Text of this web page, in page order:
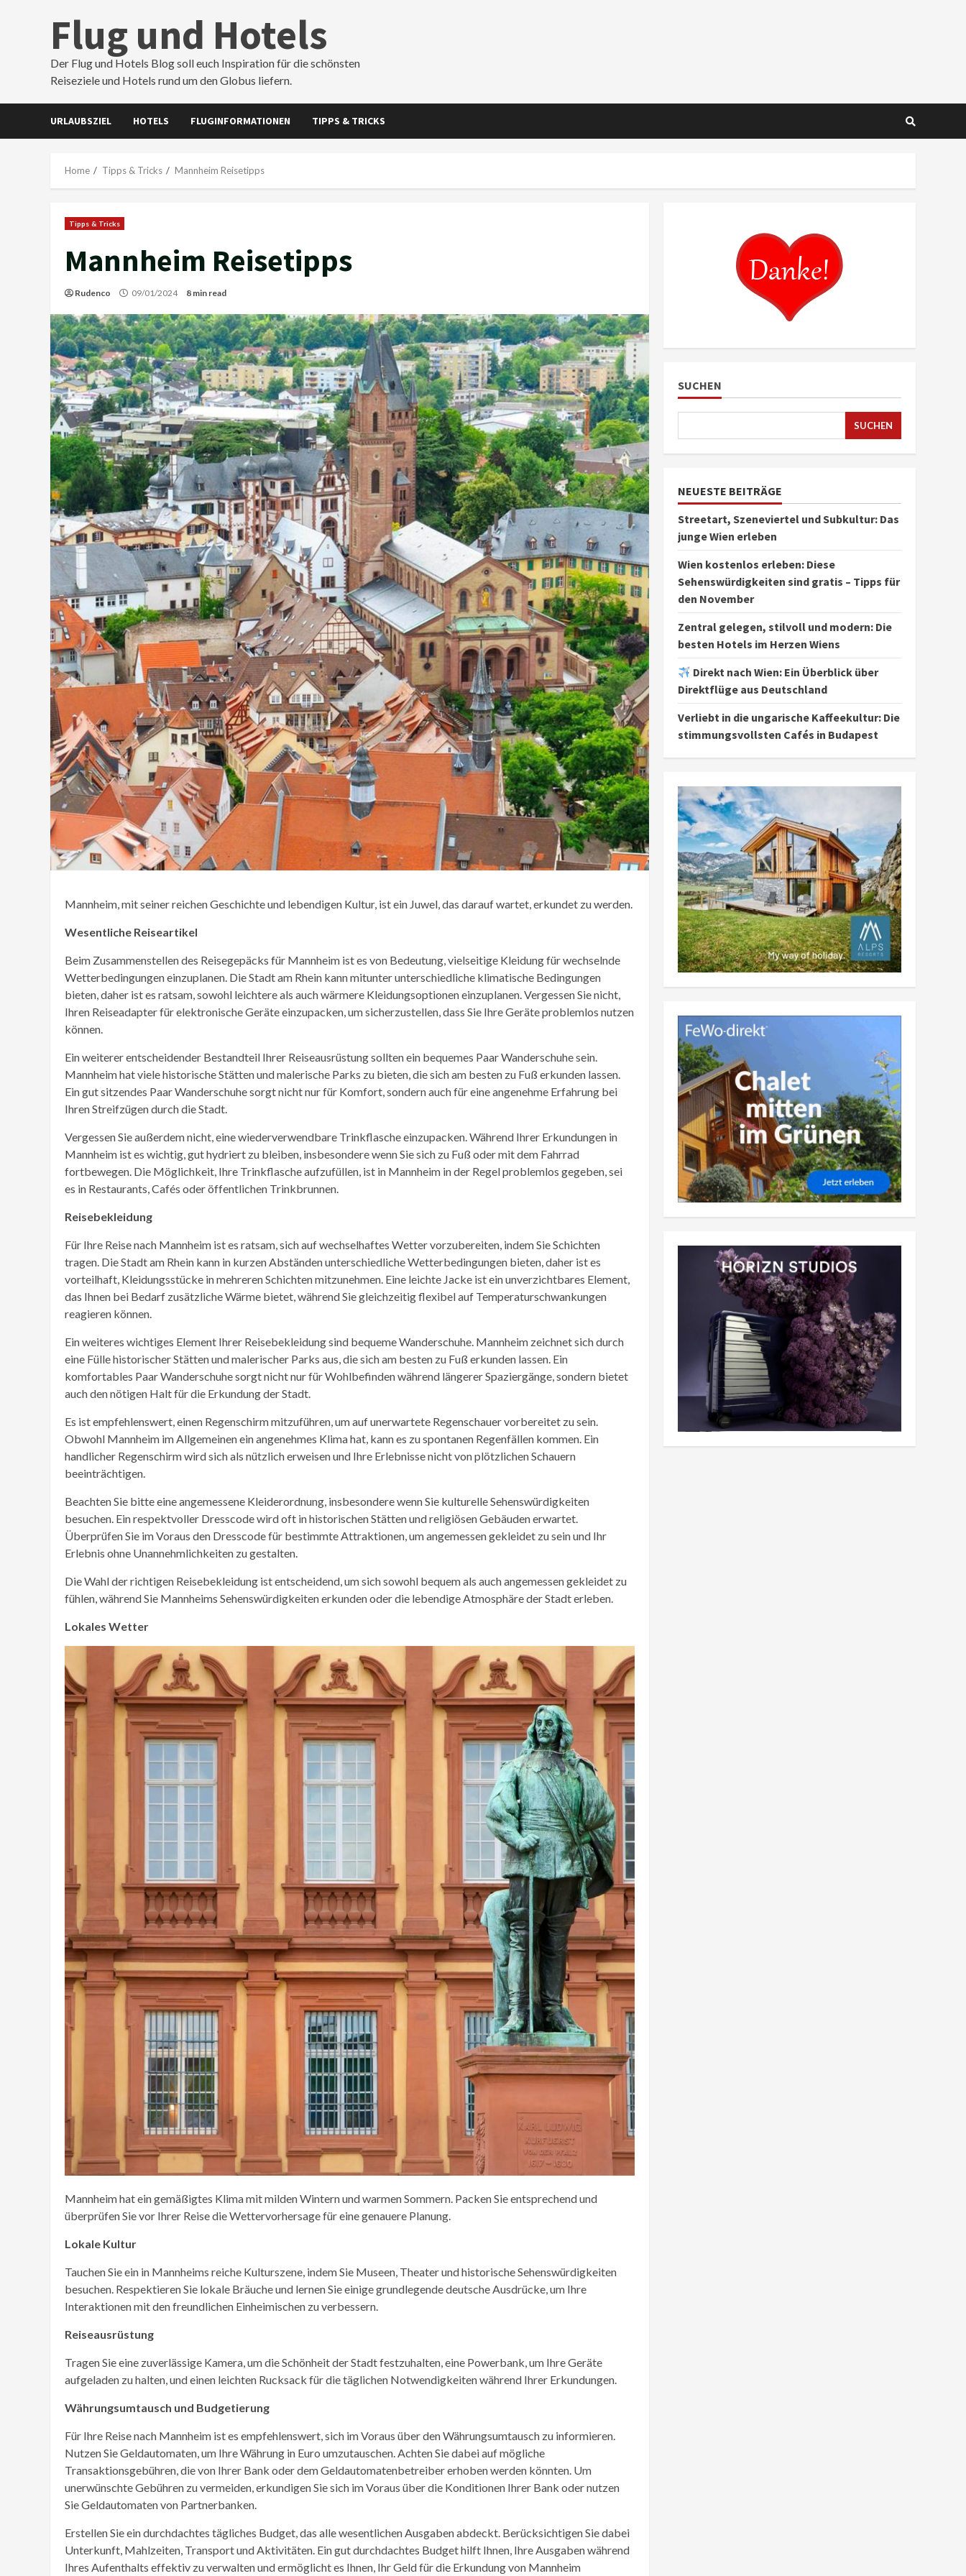
Flug und Hotels
Der Flug und Hotels Blog soll euch Inspiration für die schönsten
Reiseziele und Hotels rund um den Globus liefern.
URLAUBSZIEL HOTELS FLUGINFORMATIONEN TIPPS & TRICKS
Home Tipps & Tricks Mannheim Reisetipps
Tipps & Tricks
Mannheim Reisetipps
Rudenco 09/01/2024 8 min read
Mannheim, mit seiner reichen Geschichte und lebendigen Kultur, ist ein Juwel, das darauf wartet, erkundet zu werden.
Wesentliche Reiseartikel
Beim Zusammenstellen des Reisegepäcks für Mannheim ist es von Bedeutung, vielseitige Kleidung für wechselnde
Wetterbedingungen einzuplanen. Die Stadt am Rhein kann mitunter unterschiedliche klimatische Bedingungen
bieten, daher ist es ratsam, sowohl leichtere als auch wärmere Kleidungsoptionen einzuplanen. Vergessen Sie nicht,
Ihren Reiseadapter für elektronische Geräte einzupacken, um sicherzustellen, dass Sie Ihre Geräte problemlos nutzen
können.
Ein weiterer entscheidender Bestandteil Ihrer Reiseausrüstung sollten ein bequemes Paar Wanderschuhe sein.
Mannheim hat viele historische Stätten und malerische Parks zu bieten, die sich am besten zu Fuß erkunden lassen.
Ein gut sitzendes Paar Wanderschuhe sorgt nicht nur für Komfort, sondern auch für eine angenehme Erfahrung bei
Ihren Streifzügen durch die Stadt.
Vergessen Sie außerdem nicht, eine wiederverwendbare Trinkflasche einzupacken. Während Ihrer Erkundungen in
Mannheim ist es wichtig, gut hydriert zu bleiben, insbesondere wenn Sie sich zu Fuß oder mit dem Fahrrad
fortbewegen. Die Möglichkeit, Ihre Trinkflasche aufzufüllen, ist in Mannheim in der Regel problemlos gegeben, sei
es in Restaurants, Cafés oder öffentlichen Trinkbrunnen.
Reisebekleidung
Für Ihre Reise nach Mannheim ist es ratsam, sich auf wechselhaftes Wetter vorzubereiten, indem Sie Schichten
tragen. Die Stadt am Rhein kann in kurzen Abständen unterschiedliche Wetterbedingungen bieten, daher ist es
vorteilhaft, Kleidungsstücke in mehreren Schichten mitzunehmen. Eine leichte Jacke ist ein unverzichtbares Element,
das Ihnen bei Bedarf zusätzliche Wärme bietet, während Sie gleichzeitig flexibel auf Temperaturschwankungen
reagieren können.
Ein weiteres wichtiges Element Ihrer Reisebekleidung sind bequeme Wanderschuhe. Mannheim zeichnet sich durch
eine Fülle historischer Stätten und malerischer Parks aus, die sich am besten zu Fuß erkunden lassen. Ein
komfortables Paar Wanderschuhe sorgt nicht nur für Wohlbefinden während längerer Spaziergänge, sondern bietet
auch den nötigen Halt für die Erkundung der Stadt.
Es ist empfehlenswert, einen Regenschirm mitzuführen, um auf unerwartete Regenschauer vorbereitet zu sein.
Obwohl Mannheim im Allgemeinen ein angenehmes Klima hat, kann es zu spontanen Regenfällen kommen. Ein
handlicher Regenschirm wird sich als nützlich erweisen und Ihre Erlebnisse nicht von plötzlichen Schauern
beeinträchtigen.
Beachten Sie bitte eine angemessene Kleiderordnung, insbesondere wenn Sie kulturelle Sehenswürdigkeiten
besuchen. Ein respektvoller Dresscode wird oft in historischen Stätten und religiösen Gebäuden erwartet.
Überprüfen Sie im Voraus den Dresscode für bestimmte Attraktionen, um angemessen gekleidet zu sein und Ihr
Erlebnis ohne Unannehmlichkeiten zu gestalten.
Die Wahl der richtigen Reisebekleidung ist entscheidend, um sich sowohl bequem als auch angemessen gekleidet zu
fühlen, während Sie Mannheims Sehenswürdigkeiten erkunden oder die lebendige Atmosphäre der Stadt erleben.
Lokales Wetter
Mannheim hat ein gemäßigtes Klima mit milden Wintern und warmen Sommern. Packen Sie entsprechend und
überprüfen Sie vor Ihrer Reise die Wettervorhersage für eine genauere Planung.
Lokale Kultur
Tauchen Sie ein in Mannheims reiche Kulturszene, indem Sie Museen, Theater und historische Sehenswürdigkeiten
besuchen. Respektieren Sie lokale Bräuche und lernen Sie einige grundlegende deutsche Ausdrücke, um Ihre
Interaktionen mit den freundlichen Einheimischen zu verbessern.
Reiseausrüstung
Tragen Sie eine zuverlässige Kamera, um die Schönheit der Stadt festzuhalten, eine Powerbank, um Ihre Geräte
aufgeladen zu halten, und einen leichten Rucksack für die täglichen Notwendigkeiten während Ihrer Erkundungen.
Währungsumtausch und Budgetierung
Für Ihre Reise nach Mannheim ist es empfehlenswert, sich im Voraus über den Währungsumtausch zu informieren.
Nutzen Sie Geldautomaten, um Ihre Währung in Euro umzutauschen. Achten Sie dabei auf mögliche
Transaktionsgebühren, die von Ihrer Bank oder dem Geldautomatenbetreiber erhoben werden könnten. Um
unerwünschte Gebühren zu vermeiden, erkundigen Sie sich im Voraus über die Konditionen Ihrer Bank oder nutzen
Sie Geldautomaten von Partnerbanken.
Erstellen Sie ein durchdachtes tägliches Budget, das alle wesentlichen Ausgaben abdeckt. Berücksichtigen Sie dabei
Unterkunft, Mahlzeiten, Transport und Aktivitäten. Ein gut durchdachtes Budget hilft Ihnen, Ihre Ausgaben während
Ihres Aufenthalts effektiv zu verwalten und ermöglicht es Ihnen, Ihr Geld für die Erkundung von Mannheim
SUCHEN
SUCHEN
NEUESTE BEITRÄGE
Streetart, Szeneviertel und Subkultur: Das
junge Wien erleben
Wien kostenlos erleben: Diese
Sehenswürdigkeiten sind gratis – Tipps für
den November
Zentral gelegen, stilvoll und modern: Die
besten Hotels im Herzen Wiens
Direkt nach Wien: Ein Überblick über
Direktflüge aus Deutschland
Verliebt in die ungarische Kaffeekultur: Die
stimmungsvollsten Cafés in Budapest